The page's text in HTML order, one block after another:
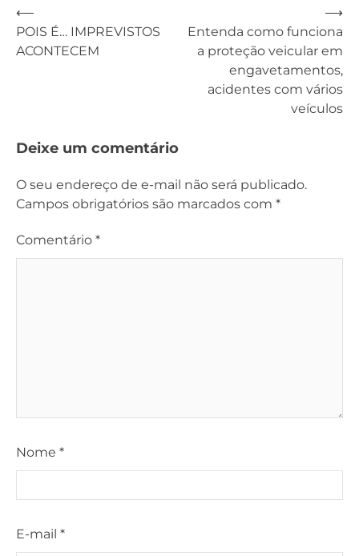
Navegação
⟵
POIS É… IMPREVISTOS
ACONTECEM
Entenda como funciona
a proteção veicular em
engavetamentos,
acidentes com vários
veículos
⟶
Deixe um comentário
O seu endereço de e-mail não será publicado.
Campos obrigatórios são marcados com *
Comentário *
Nome *
E-mail *